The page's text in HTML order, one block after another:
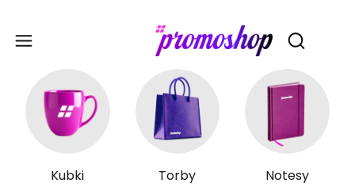
Otwórz
Kubki Torby Notesy